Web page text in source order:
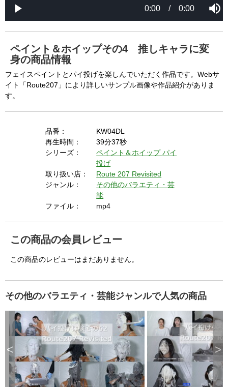
l
V
i
d
e
o
a d
0
e
s
%
0:00 / 0:00
M
t
ペイント＆ホイップその4 推しキャラに変
身の商品情報
フェイスペイントとパイ投げを楽しんでいただく作品です。Webサ
イト「Route207」により詳しいサンプル画像や作品紹介がありま
す。
品番：
KW04DL
再生時間：
39分37秒
シリーズ：
ペイント＆ホイップパイ
投げ
取り扱い店：
Route 207 Revisited
ジャンル：
その他のバラエティ・芸
能
ファイル：
mp4
この商品の会員レビュー
この商品のレビューはまだありません。
その他のバラエティ・芸能ジャンルで人気の商品
< >